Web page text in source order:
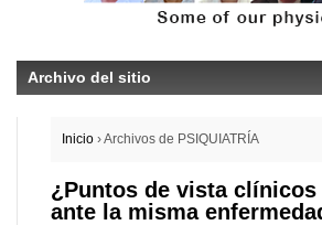
Archivo del sitio
Inicio ›Archivos de PSIQUIATRÍA
¿Puntos de vista
ante la misma